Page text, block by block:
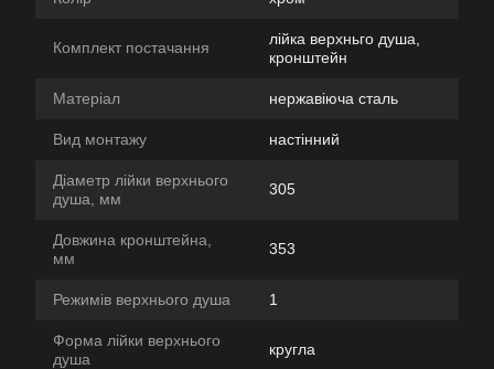
Комплект постачання
лійка верхньго душа,
кронштейн
Матеріал нержавіюча сталь
Вид монтажу настінний
Діаметр лійки верхнього
душа, мм
305
Довжина кронштейна,
мм
353
Режимів верхнього душа 1
Форма лійки верхнього
душа
кругла